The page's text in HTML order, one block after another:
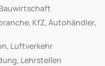
KfZ, Autohändler,
Luftverkehr
Lehrstellen